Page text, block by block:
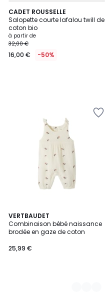
CADET ROUSSELLE
Salopette courte lafalou twill de
coton bio
à partir de
32,00 €
16,00 € -50%
VERTBAUDET
Combinaison bébé naissance
brodée en gaze de coton
25,99 €
2
Couleurs